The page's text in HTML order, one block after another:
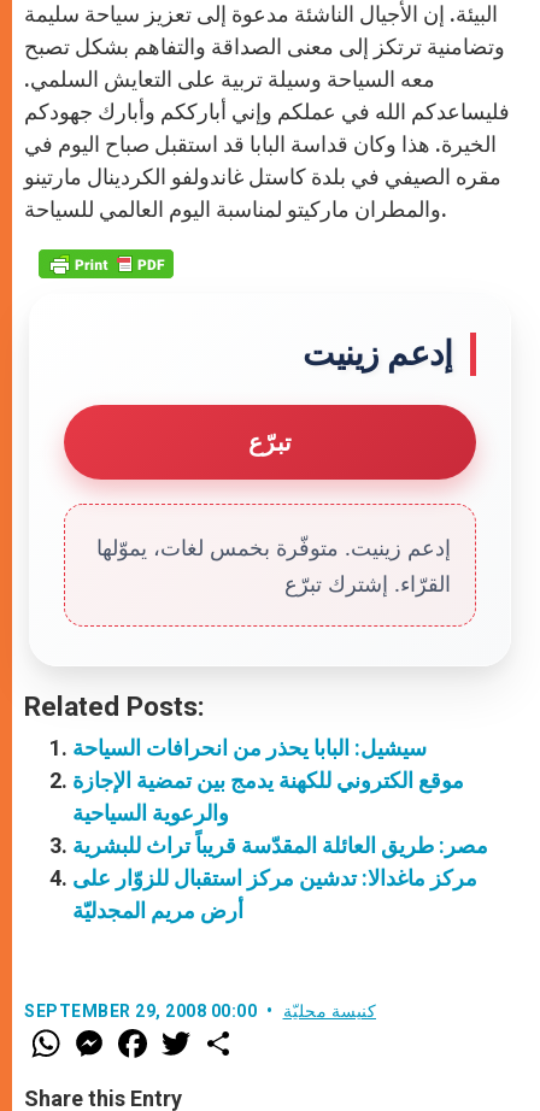
البيئة. إن الأجيال الناشئة مدعوة إلى تعزيز سياحة سليمة
وتضامنية ترتكز إلى معنى الصداقة والتفاهم بشكل تصبح
معه السياحة وسيلة تربية على التعايش السلمي.
فليساعدكم الله في عملكم وإني أبارككم وأبارك جهودكم
الخيرة. هذا وكان قداسة البابا قد استقبل صباح اليوم في
مقره الصيفي في بلدة كاستل غاندولفو الكردينال مارتينو
والمطران ماركيتو لمناسبة اليوم العالمي للسياحة.
إدعم زينيت
تبرّع
إدعم زينيت. متوفّرة بخمس لغات، يموّلها
القرّاء. إشترك تبرّع
Related Posts:
سيشيل: البابا يحذر من انحرافات السياحة
موقع الكتروني للكهنة يدمج بين تمضية الإجازة
والرعوية السياحية
مصر: طريق العائلة المقدّسة قريباً تراث للبشرية
مركز ماغدالا: تدشين مركز استقبال للزوّار على
أرض مريم المجدليّة
SEPTEMBER 29, 2008 00:00 كنيسة محليّة
W
h
t
M
e
s
F
a
e
w
Share this Entry